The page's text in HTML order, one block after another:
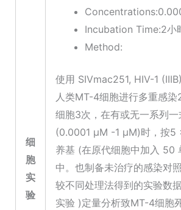
细
胞
实
验
Incubation Time:2小
Method:
使用 SIVmac251, HIV-1
人类MT-4细胞进行多重感
细胞3次，在有或无一系列
(0.0001 μM -1 μM)时，按5
养基 (在原代细胞中加入 50
中。也制备未治疗的感染对
较不同处理法得到的实验数
实验 )定量分析致MT-4细胞